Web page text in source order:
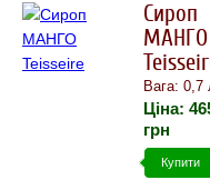
Сироп
МАНГО
Вага: 0,7
Ціна:
грн
Купити